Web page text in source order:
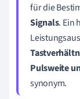
für die
Signals. Ein
Pulsweite
synonym.